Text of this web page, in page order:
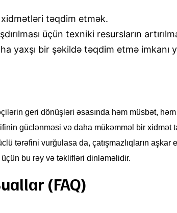
təqdim etmək.
üçün texniki resursların
yaxşı bir şəkildə təqdim etmə imkanı
geri dönüşləri əsasında həm müsbət,
güclənməsi və daha mükəmməl bir xidmət
tərəfini vurğulasa da, çatışmazlıqların aşkar
bu rəy və təklifləri dinləməlidir.
(FAQ)